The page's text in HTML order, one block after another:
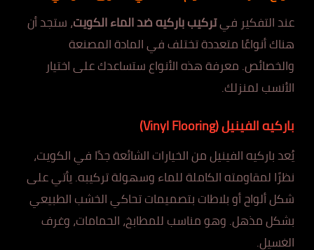
عند التفكير فيتركيب باركيه ضد الماء الكويت، ستجد أن
هناك أنواعًا متعددة تختلف في المادة المصنعة
والخصائص. معرفة هذه الأنواع ستساعدك على اختيار
الأنسب لمنزلك.
باركيه الفينيل (Vinyl Flooring)
يُعد باركيه الفينيل من الخيارات الشائعة جدًا في الكويت،
نظرًا لمقاومته الكاملة للماء وسهولة تركيبه. يأتي على
شكل ألواح أو بلاطات بتصميمات تحاكي الخشب الطبيعي
بشكل مذهل. وهو مناسب للمطابخ، الحمامات، وغرف
الغسيل.